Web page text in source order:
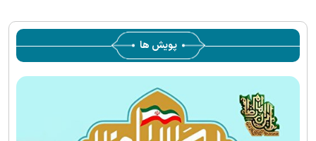
پویش ها